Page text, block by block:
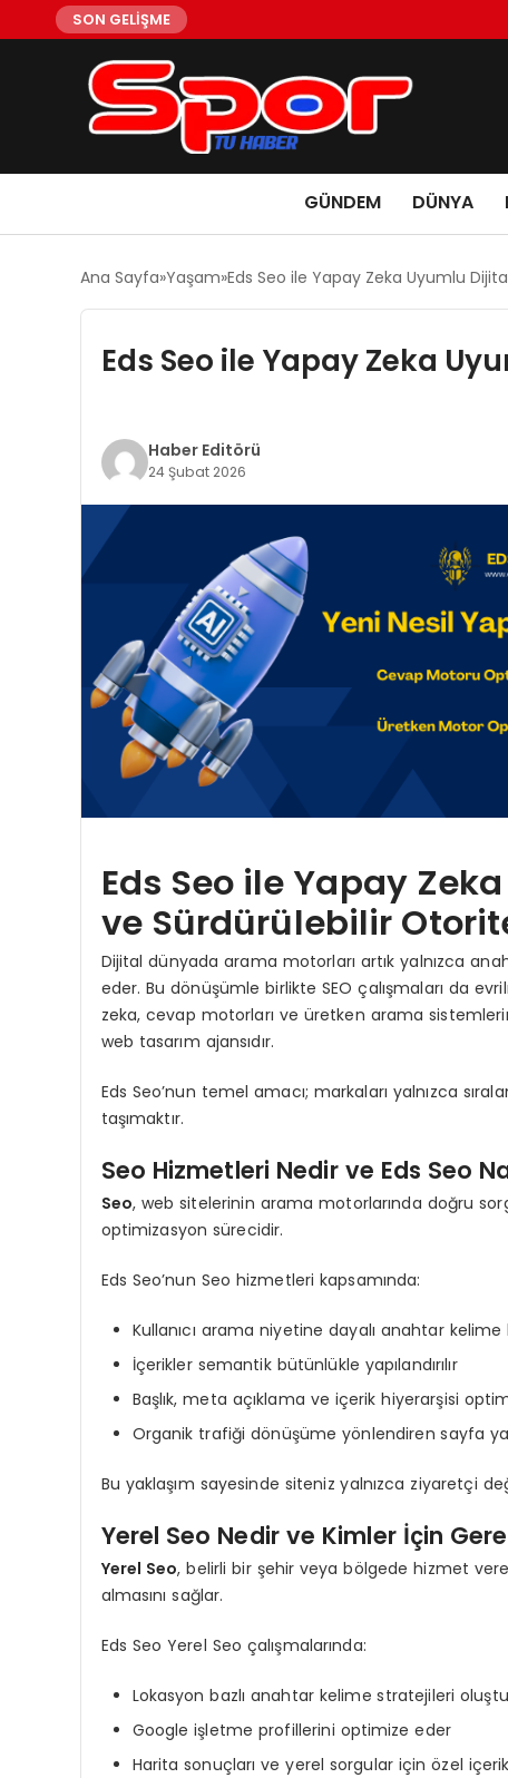
SON GELİŞME
GÜNDEM DÜNYA
Ana Sayfa Yaşam Eds Seo ile Yapay Zeka Uyumlu
Eds Seo ile Yapay Zeka
Haber Editörü
24 Şubat 2026
Eds Seo ile Yapay
ve Sürdürülebilir
Dijital dünyada arama motorları artık yalnızca
eder. Bu dönüşümle birlikte SEO çalışmaları da
zeka, cevap motorları ve üretken arama
web tasarım ajansıdır.
Eds Seo’nun temel amacı; markaları yalnızca
taşımaktır.
Seo Hizmetleri Nedir ve Eds Seo
Seo, web sitelerinin arama motorlarında doğru
optimizasyon sürecidir.
Eds Seo’nun Seo hizmetleri kapsamında:
Kullanıcı arama niyetine dayalı anahtar
İçerikler semantik bütünlükle yapılandırılır
Başlık, meta açıklama ve içerik hiyerarşisi
Organik trafiği dönüşüme yönlendiren sayfa
Bu yaklaşım sayesinde siteniz yalnızca ziyaretçi
Yerel Seo Nedir ve Kimler İçin
Yerel Seo, belirli bir şehir veya bölgede hizmet
almasını sağlar.
Eds Seo Yerel Seo çalışmalarında:
Lokasyon bazlı anahtar kelime stratejileri
Google işletme profillerini optimize eder
Harita sonuçları ve yerel sorgular için özel